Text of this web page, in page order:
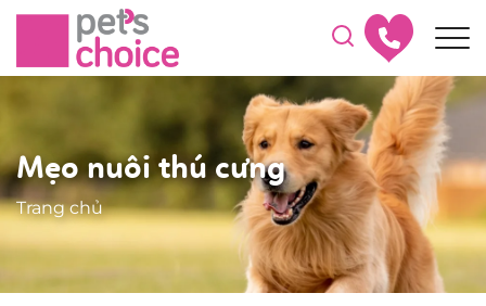
Mẹo nuôi thú cưng
Trang chủ